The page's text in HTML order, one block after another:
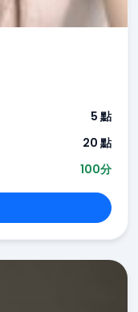
5 點
20 點
100分